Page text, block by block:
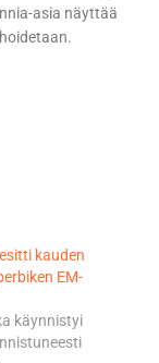
asia näyttää
kauden
EM-
käynnistyi